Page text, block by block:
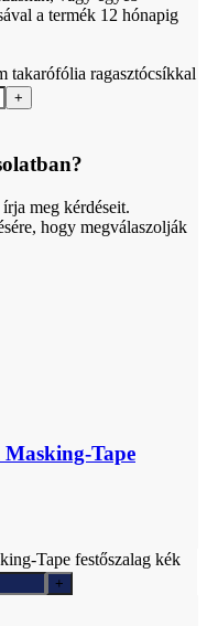
a termék 12 hónapig
takarófólia ragasztócsíkkal
meg kérdéseit.
hogy megválaszolják
Tape
Tape festőszalag kék